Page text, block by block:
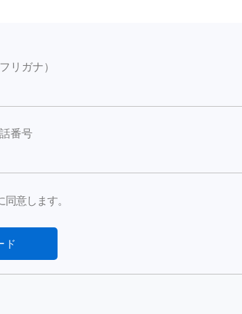
フリガナ）
番号
意します。
ド